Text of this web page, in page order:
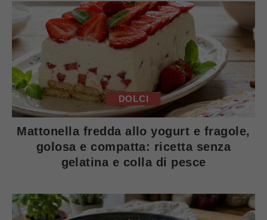
DOLCI
Mattonella fredda allo yogurt e fragole,
golosa e compatta: ricetta senza
gelatina e colla di pesce